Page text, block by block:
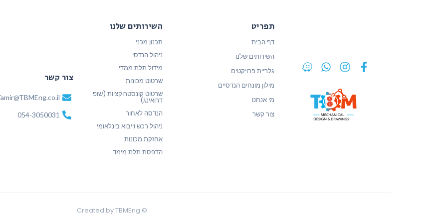
תפריט
דף הבית
השירותים שלנו
גלריית פרויקטים
מילון מונחים הנדסיים
מי אנחנו
צור קשר
השירותים שלנו
תכנון מכני
ניהול הנדסי
מידול תלת ממדי
שרטוט מכונות
שרטוט קונסטרוקציות (שופ
דרואינג)
הנדסה לאחור
ניהול רכש וייבוא בינלאומי
אחזקת מכונות
הדפסת תלת מימד
צור קשר
054-3050031
© Created by TBMEng